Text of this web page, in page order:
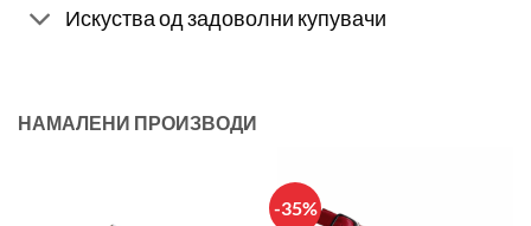
Искуства од задоволни купувачи
НАМАЛЕНИ ПРОИЗВОДИ
-35%